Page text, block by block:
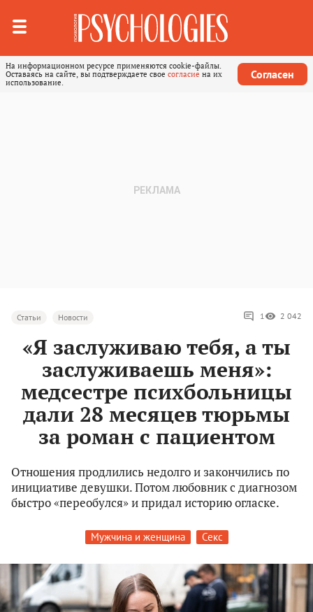
На информационном ресурсе применяются cookie-файлы.
Оставаясь на сайте, вы подтверждаете свое согласие на их
использование.
Согласен
Статьи Новости 1 2 042
«Я заслуживаю тебя, а ты
заслуживаешь меня»:
медсестре психбольницы
дали 28 месяцев тюрьмы
за роман с пациентом
Отношения продлились недолго и закончились по
инициативе девушки. Потом любовник с диагнозом
быстро «переобулся» и придал историю огласке.
Мужчина и женщина Секс